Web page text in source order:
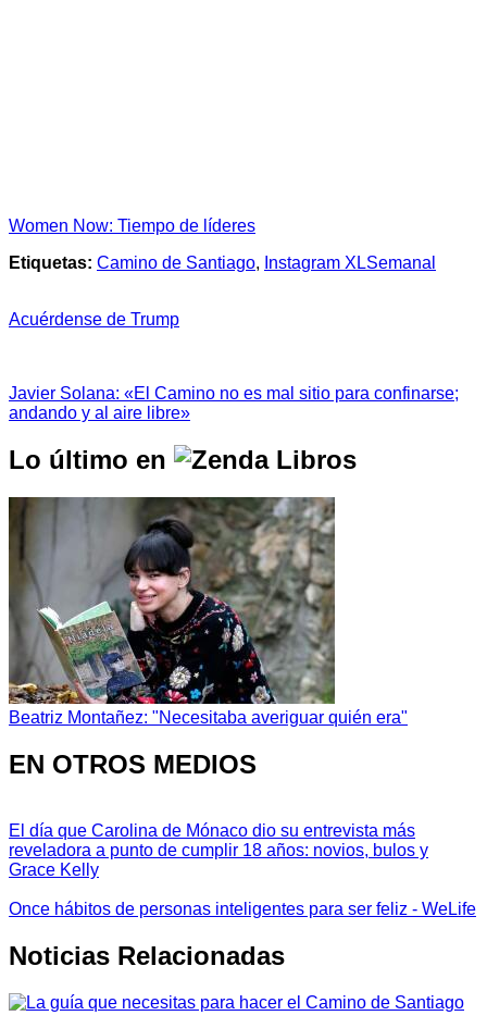
Women Now: Tiempo de líderes
Etiquetas: Camino de Santiago, Instagram XLSemanal
Acuérdense de Trump
Javier Solana: «El Camino no es mal sitio para confinarse;
andando y al aire libre»
Lo último en
Beatriz Montañez: "Necesitaba averiguar quién era"
EN OTROS MEDIOS
El día que Carolina de Mónaco dio su entrevista más
reveladora a punto de cumplir 18 años: novios, bulos y
Grace Kelly
Once hábitos de personas inteligentes para ser feliz - WeLife
Noticias Relacionadas